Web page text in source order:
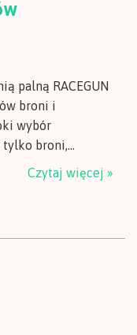
palną RACEGUN
broni i
wybór
broni,...
Czytaj więcej »